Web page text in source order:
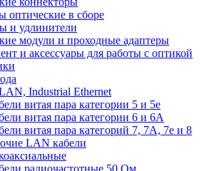
оптические в сборе
и удлинители
модули и проходные адаптеры
и аксессуары для работы с оптикой
Industrial Ethernet
витая пара категории 5 и 5е
витая пара категории 6 и 6A
витая пара категорий 7, 7А, 7е и 8
LAN кабели
радиочастотные 50 Ом